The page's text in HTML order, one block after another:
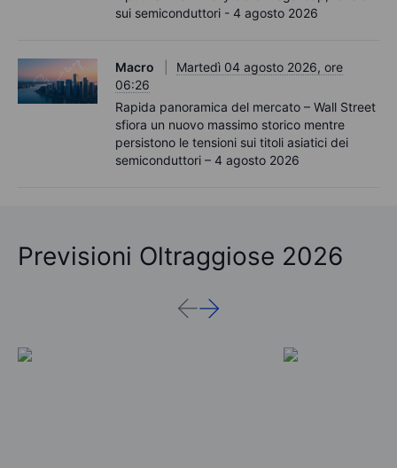
sui semiconduttori - 4 agosto 2026
Macro
Martedì 04 agosto 2026, ore
06:26
Rapida panoramica del mercato – Wall Street
sfiora un nuovo massimo storico mentre
persistono le tensioni sui titoli asiatici dei
semiconduttori – 4 agosto 2026
Previsioni Oltraggiose 2026